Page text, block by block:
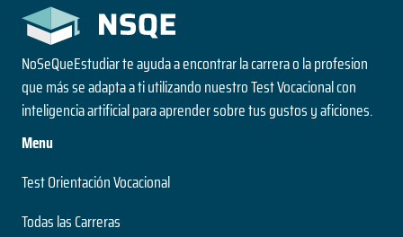
NoSeQueEstudiar te ayuda a encontrar la carrera o la profesion
que más se adapta a ti utilizando nuestro Test Vocacional con
inteligencia artificial para aprender sobre tus gustos y aficiones.
Menu
Test Orientación Vocacional
Todas las Carreras